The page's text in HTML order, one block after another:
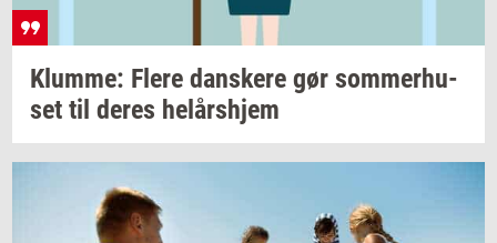
Klum­me: Flere dan­ske­re gør som­mer­hu­
set til deres helårs­hjem